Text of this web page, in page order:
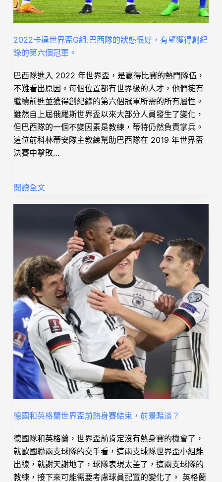
2022卡達世界盃G組:巴西隊的狀態很好，有望獲得創紀
錄的第六個冠軍。
巴西隊進入 2022 年世界盃，是贏得比賽的熱門隊伍，
不難看出原因。每個位置都有世界級的人才，他們擁有
繼續前進並獲得創紀錄的第六個冠軍所需的所有屬性。
雖然自上屆俄羅斯世界盃以來大部分人員發生了變化，
但巴西隊的一個不變因素是教練，蒂特仍然負責掌兵。
這位前科林蒂安隊主教練幫助巴西隊在 2019 年世界盃
決賽中擊敗…
閱讀全文
德國和英格蘭世界盃前熱身賽結束，前景黯淡？
德國隊和英格蘭，世界盃前肯定沒有熱身賽的機會了，
就歐國聯兩支球隊的交手看，這兩支球隊世界盃小組能
出線，就謝天謝地了，球隊表現太差了，這兩支球隊的
教練，接下來可能需要考慮球員配置的變化了。 英格蘭